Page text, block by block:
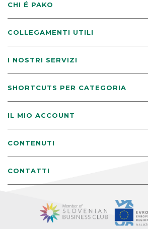
CHI É PAKO
COLLEGAMENTI UTILI
I NOSTRI SERVIZI
SHORTCUTS PER CATEGORIA
IL MIO ACCOUNT
CONTENUTI
CONTATTI